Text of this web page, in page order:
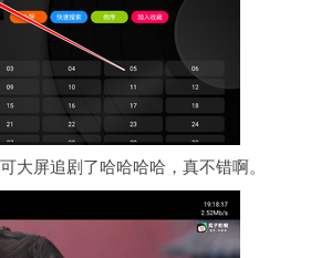
大屏追剧了哈哈哈哈，真不错啊。